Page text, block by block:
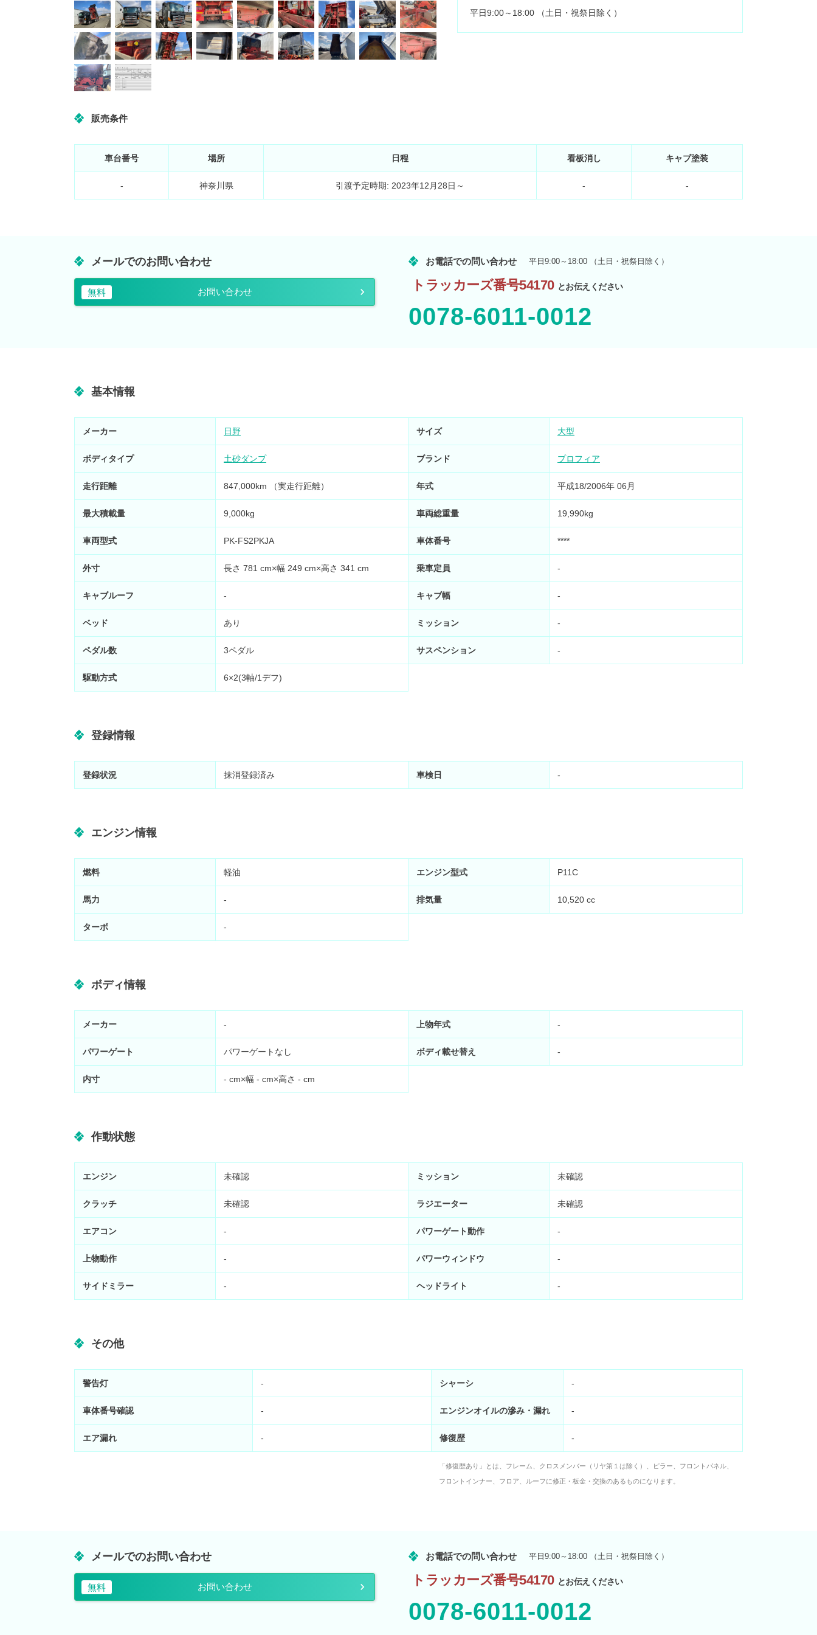
平日9:00～18:00 （土日・祝祭日除く）
販売条件
車台番号 場所 日程 看板消し キャブ塗装
- 神奈川県 引渡予定時期: 2023年12月28日～ - -
メールでのお問い合わせ
無料 お問い合わせ
お電話での問い合わせ 平日9:00～18:00 （土日・祝祭日除く）
トラッカーズ番号54170 とお伝えください
0078-6011-0012
基本情報
メーカー 日野 サイズ 大型
ボディタイプ 土砂ダンプ ブランド プロフィア
走行距離 847,000km （実走行距離） 年式 平成18/2006年 06月
最大積載量 9,000kg 車両総重量 19,990kg
車両型式 PK-FS2PKJA 車体番号 ****
外寸 長さ 781 cm×幅 249 cm×高さ 341 cm 乗車定員 -
キャブルーフ - キャブ幅 -
ベッド あり ミッション -
ペダル数 3ペダル サスペンション -
駆動方式 6×2(3軸/1デフ)
登録情報
登録状況 抹消登録済み 車検日 -
エンジン情報
燃料 軽油 エンジン型式 P11C
馬力 - 排気量 10,520 cc
ターボ -
ボディ情報
メーカー - 上物年式 -
パワーゲート パワーゲートなし ボディ載せ替え -
内寸 - cm×幅 - cm×高さ - cm
作動状態
エンジン 未確認 ミッション 未確認
クラッチ 未確認 ラジエーター 未確認
エアコン - パワーゲート動作 -
上物動作 - パワーウィンドウ -
サイドミラー - ヘッドライト -
その他
警告灯 - シャーシ -
車体番号確認 - エンジンオイルの滲み・漏れ -
エア漏れ - 修復歴 -
「修復歴あり」とは、フレーム、クロスメンバー（リヤ第１は除く）、ピラー、フロントパネル、
フロントインナー、フロア、ルーフに修正・板金・交換のあるものになります。
メールでのお問い合わせ
無料 お問い合わせ
お電話での問い合わせ 平日9:00～18:00 （土日・祝祭日除く）
トラッカーズ番号54170 とお伝えください
0078-6011-0012